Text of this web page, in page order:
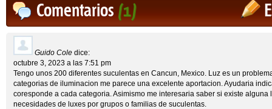
Comentarios(1)
Guido Cole dice:
octubre 3, 2023 a las 7:51 pm
Tengo unos 200 diferentes suculentas en Cancun, Mexico. Luz es un
categorias de iluminacion me parece una excelente aportacion. Ayudaria
coresponde a cada categoria. Asimismo me interesaria saber si existe alguna
necesidades de luxes por grupos o familias de suculentas.